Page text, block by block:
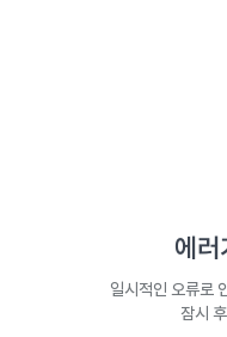
에러
일시적인 오류로
잠시